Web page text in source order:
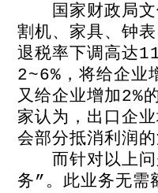
国家财政局文
割机、家具、钟
退税率下调高达
2~6%，将给企业
又给企业增加2%
家认为，出口企
会部分抵消利润的
而针对以上问
务”。此业务无需